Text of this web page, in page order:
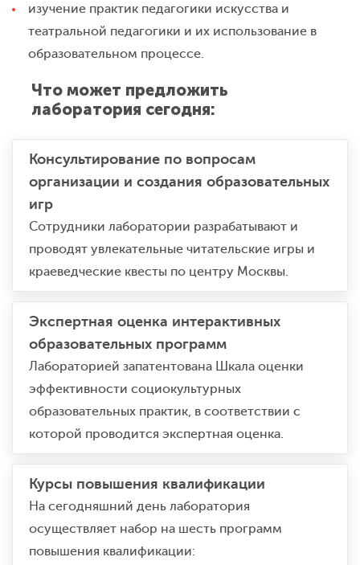
изучение практик педагогики искусства и
театральной педагогики и их использование в
образовательном процессе.
Что может предложить
лаборатория сегодня:
Консультирование по вопросам
организации и создания образовательных
игр
Сотрудники лаборатории разрабатывают и
проводят увлекательные читательские игры и
краеведческие квесты по центру Москвы.
Экспертная оценка интерактивных
образовательных программ
Лабораторией запатентована Шкала оценки
эффективности социокультурных
образовательных практик, в соответствии с
которой проводится экспертная оценка.
Курсы повышения квалификации
На сегодняшний день лаборатория
осуществляет набор на шесть программ
повышения квалификации: